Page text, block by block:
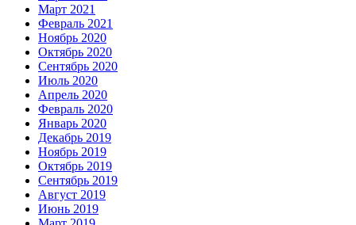
Март 2021
Февраль 2021
Ноябрь 2020
Октябрь 2020
Сентябрь 2020
Июль 2020
Апрель 2020
Февраль 2020
Январь 2020
Декабрь 2019
Ноябрь 2019
Октябрь 2019
Сентябрь 2019
Август 2019
Июнь 2019